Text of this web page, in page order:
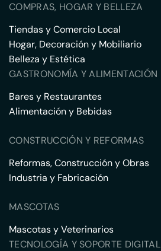
COMPRAS, HOGAR Y BELLEZA
Tiendas y Comercio Local
Hogar, Decoración y Mobiliario
Belleza y Estética
GASTRONOMÍA Y ALIMENTACIÓN
Bares y Restaurantes
Alimentación y Bebidas
CONSTRUCCIÓN Y REFORMAS
Reformas, Construcción y Obras
Industria y Fabricación
MASCOTAS
Mascotas y Veterinarios
TECNOLOGÍA Y SOPORTE DIGITAL